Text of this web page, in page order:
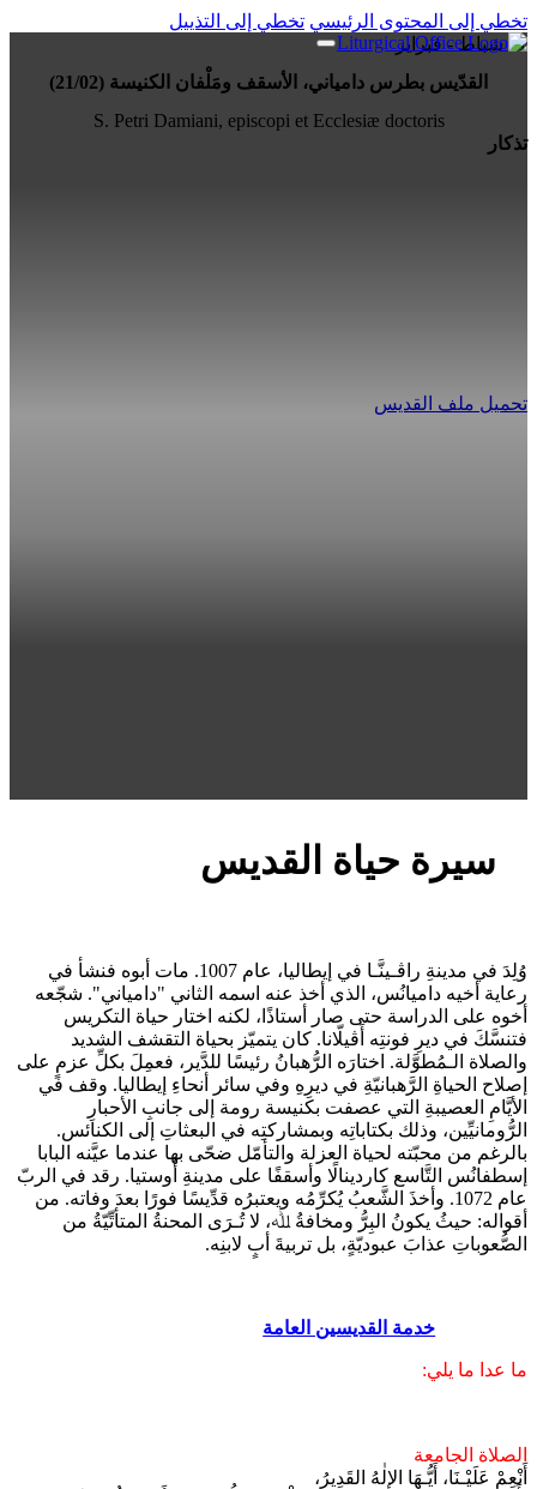
تخطي إلى المحتوى الرئيسي تخطي إلى التذييل
21 شباط - فبراير
القدّيس بطرس دامياني، الأسقف ومَلْفان الكنيسة (21/02)
S. Petri Damiani, episcopi et Ecclesiæ doctoris
تذكار
تحميل ملف القديس
سيرة حياة القديس
وُلِدَ في مدينةِ راﭬـينَّـا في إيطاليا، عام 1007. مات أبوه فنشأ في
رعاية أخيه داميانُس، الذي أخذ عنه اسمه الثاني "دامياني". شجّعه
أخوه على الدراسة حتى صار أستاذًا، لكنه اختار حياة التكريس
فتنسَّكَ في ديرِ فونتِه أَڤيلّانا. كان يتميّز بحياة التقشف الشديد
والصلاة الـمُطوَّلة. اختارَه الرُّهبانُ رئيسًا للدَّير، فعمِلَ بكلِّ عزمٍ على
إصلاح الحياةِ الرَّهبانيّةِ في ديرِهِ وفي سائر أنحاءِ إيطاليا. وقف في
الأيَّامِ العصيبةِ التي عصفت بكنيسة رومة إلى جانبِ الأحبارِ
الرُّومانيِّين، وذلك بكتاباتِه وبمشاركتِه في البعثاتِ إلى الكنائس.
بالرغم من محبّته لحياة العزلة والتأمّل ضحّى بها عندما عيَّنه البابا
إسطفانُس التَّاسع كاردينالًا وأسقفًا على مدينةِ أُوستيا. رقد في الربّ
عام 1072. وأخذَ الشَّعبُ يُكرِّمُه ويعتبرُه قدِّيسًا فورًا بعدَ وفاته. من
أقواله: حيثُ يكونُ البِرُّ ومخافةُ ﷲ، لا تُـرَى المحنةُ المتأتِّيّةُ من
الصُّعوباتِ عذابَ عبوديّةٍ، بل تربيةَ أبٍ لابنِه.
خدمة القديسين العامة
ما عدا ما يلي:
الصلاة الجامعة
أَنْعِمْ عَلَيْـنَا، أَيُّـهَا الإلٰهُ القَدِيرُ،